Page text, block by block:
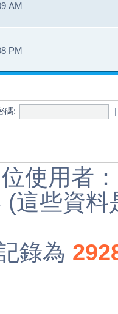
AM
PM
碼:
位使用者
(這些資
錄為